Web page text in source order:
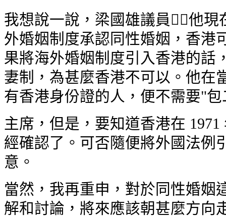
我想說一說，梁國雄議員他
外婚姻制度承認同性婚姻，香港
果將海外婚姻制度引入香港的話
妻制，為甚麼香港不可以。他在
有香港身份證的人，便不需要"
主席，但是，要知道香港在
經確認了。可否隨便將外國法例
意。
當然，我再重申，對於同性婚姻
解和討論，將來應該朝甚麼方向